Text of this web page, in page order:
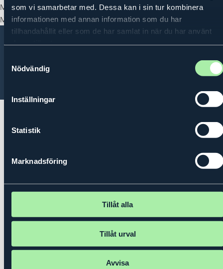
som vi samarbetar med. Dessa kan i sin tur kombinera
informationen med annan information som du har
tillhandahållit eller som de har samlat in när du har använt
Nödvändig
Inställningar
Statistik
Marknadsföring
Tillåt alla
Tillåt urval
Avvisa
Mentor: Lena Olving, former CEO of Mycronic
Mentee 2025-2026
ContactAbout usPrivacy policy